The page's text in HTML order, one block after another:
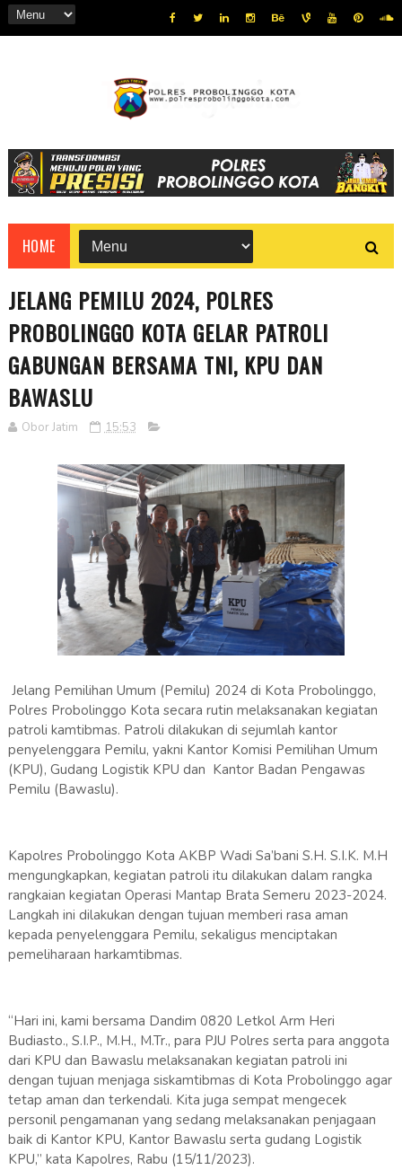
HOME
JELANG PEMILU 2024, POLRES
PROBOLINGGO KOTA GELAR PATROLI
GABUNGAN BERSAMA TNI, KPU DAN
BAWASLU
Obor Jatim 15:53
Jelang Pemilihan Umum (Pemilu) 2024 di Kota Probolinggo,
Polres Probolinggo Kota secara rutin melaksanakan kegiatan
patroli kamtibmas. Patroli dilakukan di sejumlah kantor
penyelenggara Pemilu, yakni Kantor Komisi Pemilihan Umum
(KPU), Gudang Logistik KPU dan Kantor Badan Pengawas
Pemilu (Bawaslu).
Kapolres Probolinggo Kota AKBP Wadi Sa’bani S.H. S.I.K. M.H
mengungkapkan, kegiatan patroli itu dilakukan dalam rangka
rangkaian kegiatan Operasi Mantap Brata Semeru 2023-2024.
Langkah ini dilakukan dengan tujuan memberi rasa aman
kepada penyelenggara Pemilu, sekaligus menciptakan
pemeliharaan harkamtibmas.
“Hari ini, kami bersama Dandim 0820 Letkol Arm Heri
Budiasto., S.I.P., M.H., M.Tr., para PJU Polres serta para anggota
dari KPU dan Bawaslu melaksanakan kegiatan patroli ini
dengan tujuan menjaga siskamtibmas di Kota Probolinggo agar
tetap aman dan terkendali. Kita juga sempat mengecek
personil pengamanan yang sedang melaksanakan penjagaan
baik di Kantor KPU, Kantor Bawaslu serta gudang Logistik
KPU,” kata Kapolres, Rabu (15/11/2023).